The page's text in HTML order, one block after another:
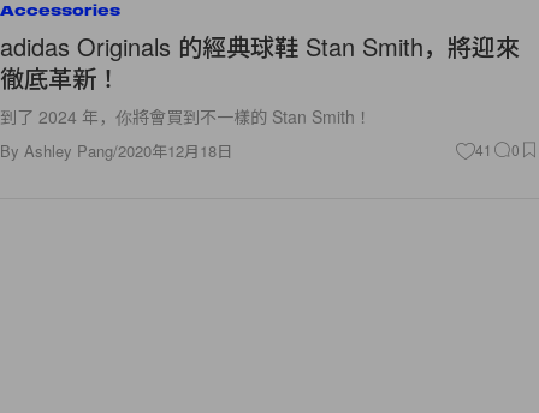
Accessories
adidas Originals 的經典球鞋 Stan Smith，將迎來
徹底革新！
到了 2024 年，你將會買到不一樣的 Stan Smith！
By Ashley Pang/2020年12月18日 41 0